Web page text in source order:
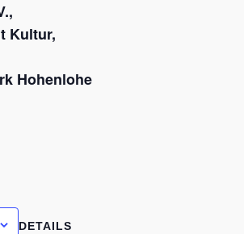
Kultur,
Hohenlohe
DETAILS